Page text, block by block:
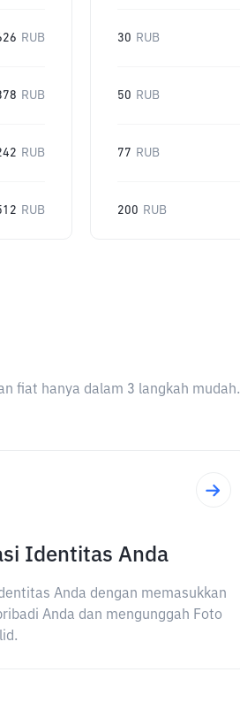
RUB
RUB
RUB
RUB
30 RUB
50 RUB
77 RUB
200 RUB
fiat hanya dalam 3 langkah mudah.
Identitas Anda
Anda dengan memasukkan
Anda dan mengunggah Foto